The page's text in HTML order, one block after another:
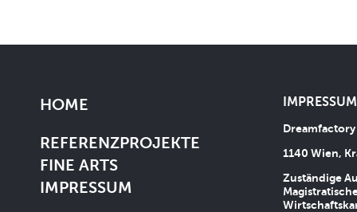
HOME
REFERENZPROJEKTE
FINE ARTS
IMPRESSUM
1140 Wien,
Zuständige